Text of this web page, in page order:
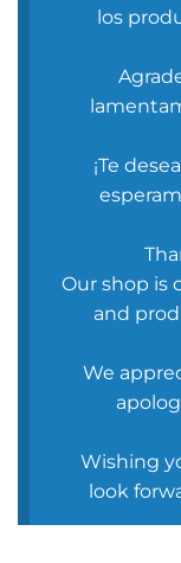
los
¡Te
Our shop is
and
We
Wishing
look